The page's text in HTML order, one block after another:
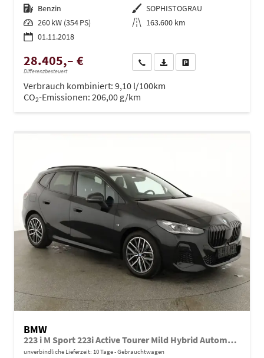
Kraftstoff Benzin Außenfarbe SOPHISTOGRAU
Leistung 260 kW (354 PS) Kilometerstand 163.600 km
01.11.2018
28.405,– €
Differenzbesteuert
Wir rufen Sie anPDF-Datei, Fahrzeugexposé
Verbrauch kombiniert: 9,10 l/100km
CO2-Emissionen: 206,00 g/km
BMW
223 i M Sport 223i Active Tourer Mild Hybrid Automatik, HarmanKardon, LED, HUD, Pano, Leder, 1. Hand
unverbindliche Lieferzeit: 10 Tage Gebrauchtwagen